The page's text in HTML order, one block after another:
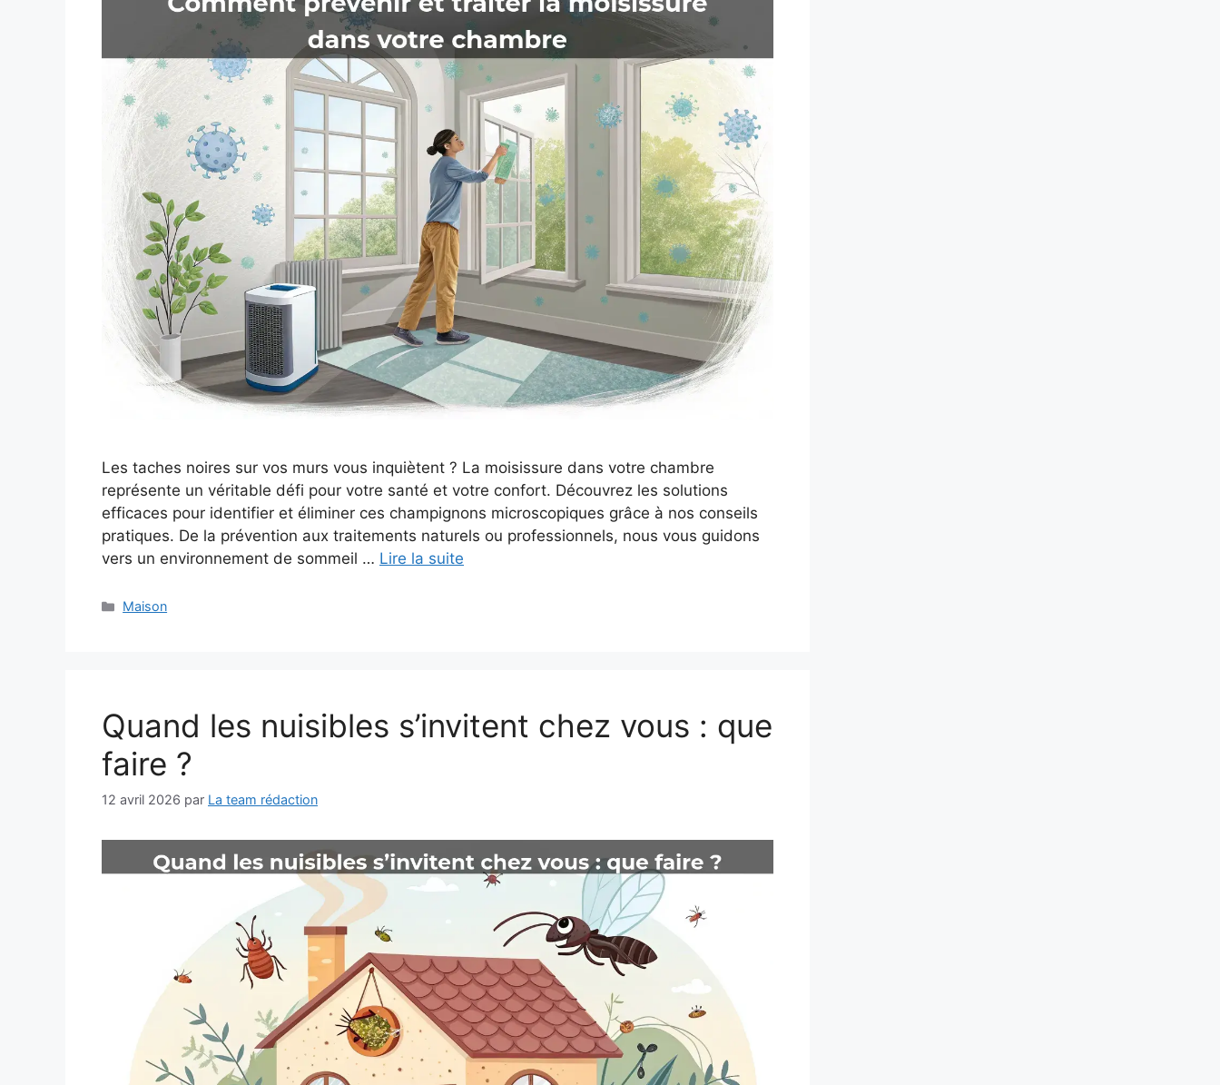
Les taches noires sur vos murs vous inquiètent ? La moisissure dans votre chambre
représente un véritable défi pour votre santé et votre confort. Découvrez les solutions
efficaces pour identifier et éliminer ces champignons microscopiques grâce à nos conseils
pratiques. De la prévention aux traitements naturels ou professionnels, nous vous guidons
vers un environnement de sommeil … Lire la suite
Catégories
Maison
Quand les nuisibles s’invitent chez vous : que
faire ?
12 avril 2026 par La team rédaction